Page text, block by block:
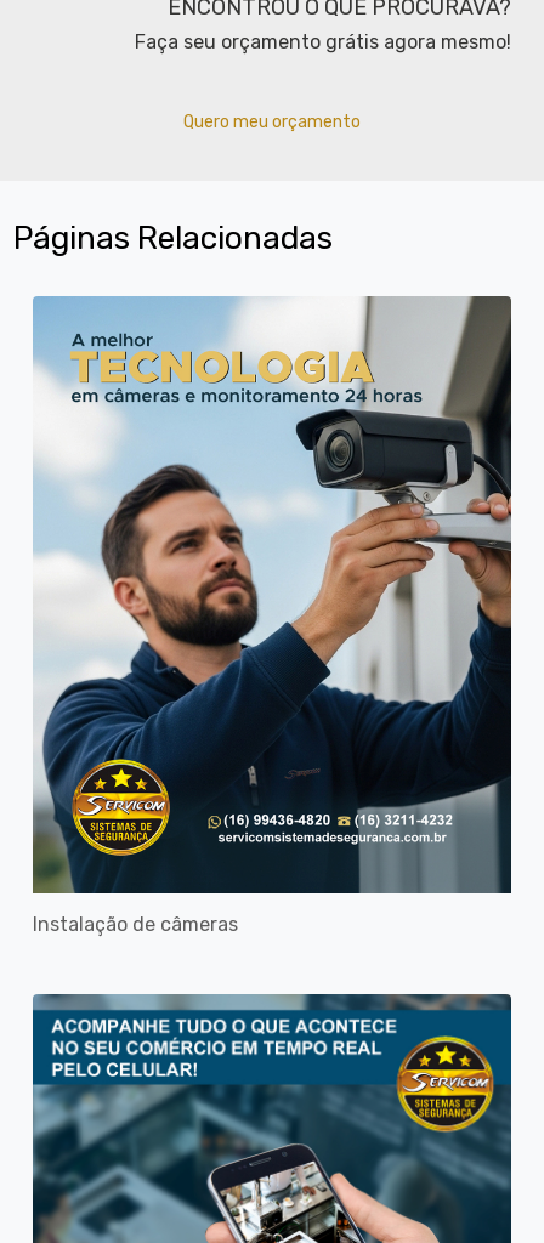
ENCONTROU O QUE PROCURAVA?
Faça seu orçamento grátis agora mesmo!
Quero meu orçamento
Páginas Relacionadas
Instalação de câmeras